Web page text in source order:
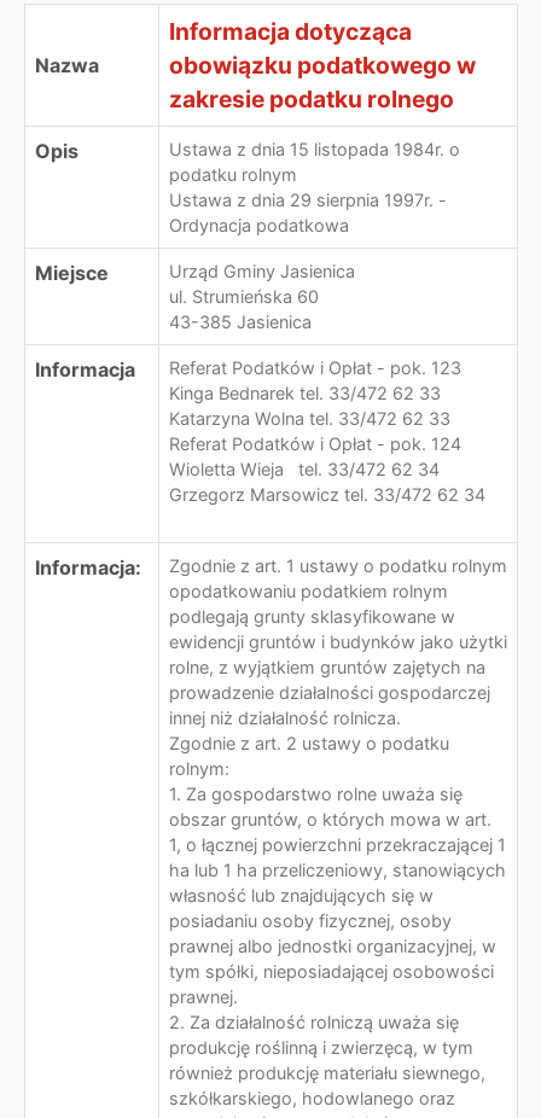
Nazwa
Informacja dotycząca
obowiązku podatkowego w
zakresie podatku rolnego
Opis
Ustawa z dnia 15 listopada 1984r. o
podatku rolnym
Ustawa z dnia 29 sierpnia 1997r. -
Ordynacja podatkowa
Miejsce
Urząd Gminy Jasienica
ul. Strumieńska 60
43-385 Jasienica
Informacja
Referat Podatków i Opłat - pok. 123
Kinga Bednarek tel. 33/472 62 33
Katarzyna Wolna tel. 33/472 62 33
Referat Podatków i Opłat - pok. 124
Wioletta Wieja tel. 33/472 62 34
Grzegorz Marsowicz tel. 33/472 62 34
Informacja:
Zgodnie z art. 1 ustawy o podatku rolnym
opodatkowaniu podatkiem rolnym
podlegają grunty sklasyfikowane w
ewidencji gruntów i budynków jako użytki
rolne, z wyjątkiem gruntów zajętych na
prowadzenie działalności gospodarczej
innej niż działalność rolnicza.
Zgodnie z art. 2 ustawy o podatku
rolnym:
1. Za gospodarstwo rolne uważa się
obszar gruntów, o których mowa w art.
1, o łącznej powierzchni przekraczającej 1
ha lub 1 ha przeliczeniowy, stanowiących
własność lub znajdujących się w
posiadaniu osoby fizycznej, osoby
prawnej albo jednostki organizacyjnej, w
tym spółki, nieposiadającej osobowości
prawnej.
2. Za działalność rolniczą uważa się
produkcję roślinną i zwierzęcą, w tym
również produkcję materiału siewnego,
szkółkarskiego, hodowlanego oraz